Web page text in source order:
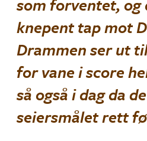
som forventet, og
knepent tap mot
Drammen ser ut
for vane i score
så også i dag da
seiersmålet rett